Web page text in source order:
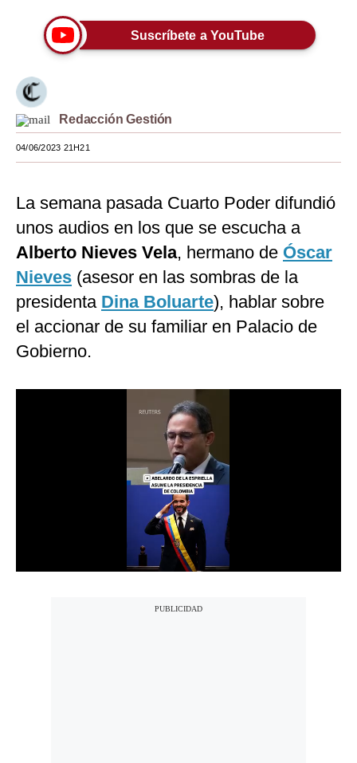
Tendencias
Viajes
Moda
Estilos
Mundo
EEUU
México
España
Internacional
Tecnología
Club del Suscriptor
Suscríbete a YouTube
Redacción Gestión
04/06/2023 21H21
La semana pasada Cuarto Poder difundió
unos audios en los que se escucha a
Alberto Nieves Vela, hermano de Óscar
Nieves (asesor en las sombras de la
presidenta Dina Boluarte), hablar sobre
el accionar de su familiar en Palacio de
Gobierno.